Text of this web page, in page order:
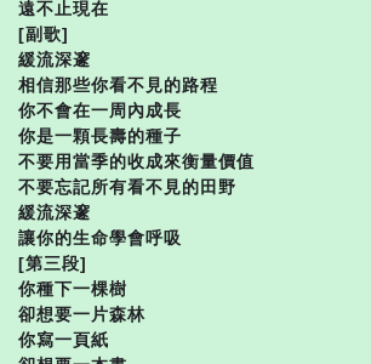
遠不止現在
[副歌]
緩流深邃
相信那些你看不見的路程
你不會在一周內成長
你是一顆長壽的種子
不要用當季的收成來衡量價值
不要忘記所有看不見的田野
緩流深邃
讓你的生命學會呼吸
[第三段]
你種下一棵樹
卻想要一片森林
你寫一頁紙